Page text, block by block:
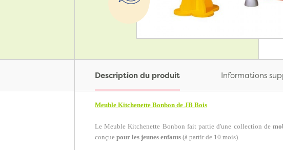
Description du produit Informations
Meuble Kitchenette Bonbon de JB Bois
Le Meuble Kitchenette Bonbon fait partie d'une collection de
conçue pour les jeunes enfants (à partir de 10 mois).